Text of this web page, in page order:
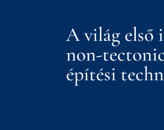
A világ
non-
építési